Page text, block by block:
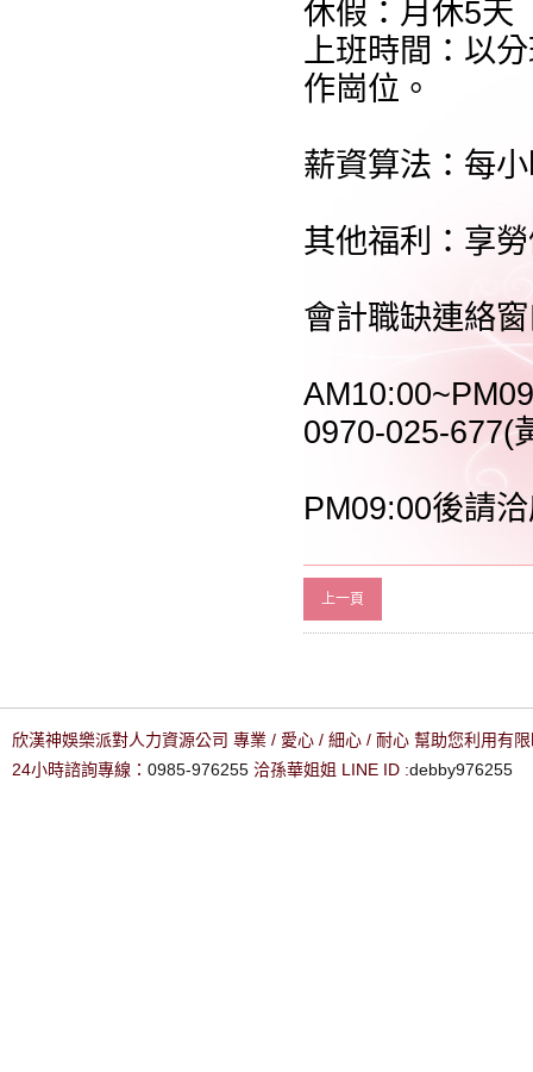
休假：月休5天
上班時間：以
作崗位。
薪資算法：每
其他福利：享
會計職缺連絡
0970-025-677(
PM09:00後請
上一頁
欣漢神娛樂派對人力資源公司 專業 / 愛心 / 細心 / 耐心 幫助您利用有
24小時諮詢專線： 0985-976255 洽孫華姐姐 LINE ID :debby976255